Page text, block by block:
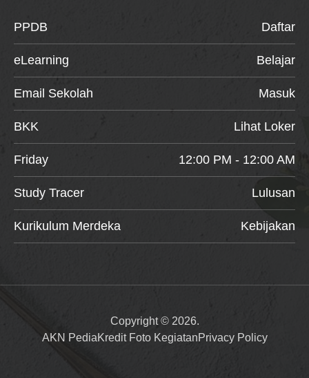
PPDB Daftar
eLearning Belajar
Email Sekolah Masuk
BKK Lihat Loker
Friday 12:00 PM - 12:00 AM
Study Tracer Lulusan
Kurikulum Merdeka Kebijakan
Copyright © 2026.
AKN PediaKredit Foto KegiatanPrivacy Policy